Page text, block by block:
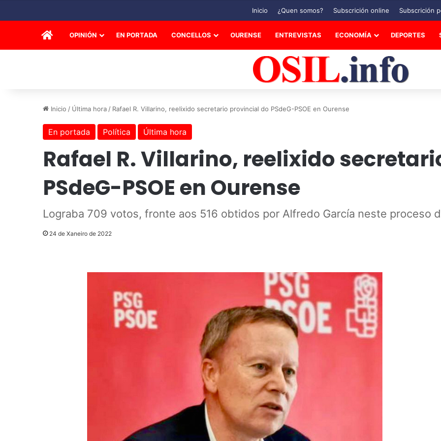
Inicio ¿Quen somos? Subscrición online Subscrición
INICIOOPINIÓN EN PORTADA CONCELLOS OURENSE ENTREVISTAS ECONOMÍA DEPORTES
Inicio / Última hora / Rafael R. Villarino, reelixido secretario provincial do PSdeG-PSOE en Ourense
En portada Política Última hora
Rafael R. Villarino, reelixido
PSdeG-PSOE en Ourense
Lograba 709 votos, fronte aos 516 obtidos por Alfredo García neste proceso
24 de Xaneiro de 2022